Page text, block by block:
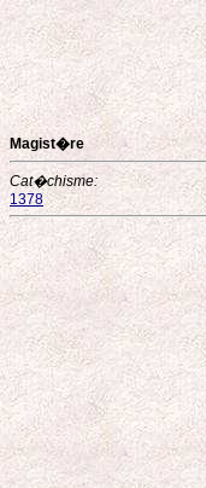
Magist�re
Cat�chisme:
1378